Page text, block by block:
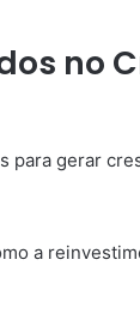
no
gerar
a